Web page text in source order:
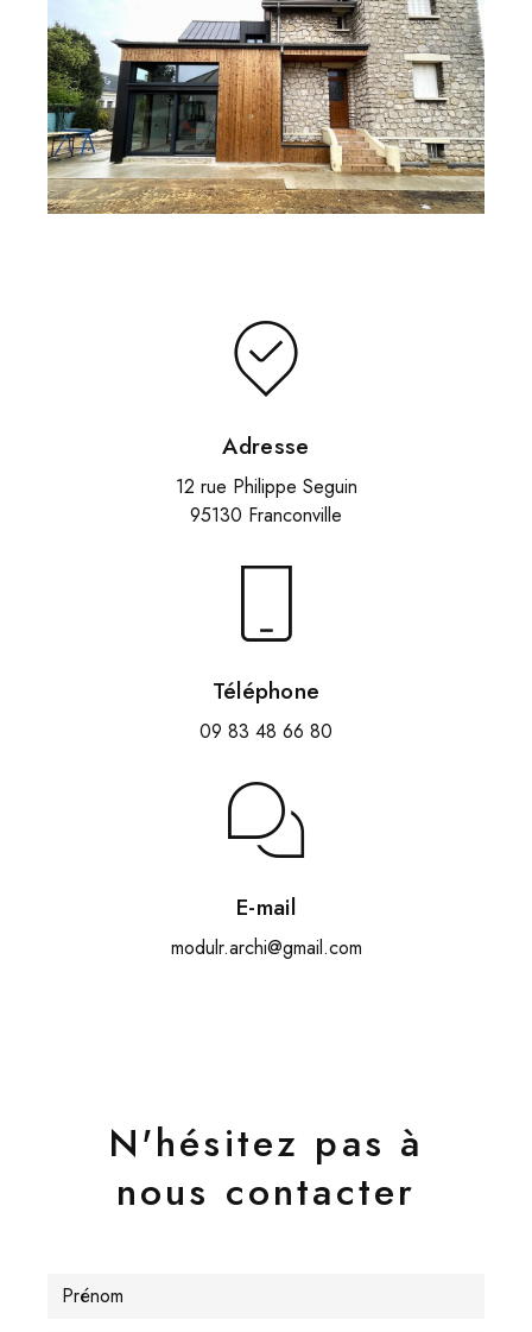
Adresse
12 rue Philippe Seguin
95130 Franconville
Téléphone
09 83 48 66 80
E-mail
modulr.archi@gmail.com
N'hésitez pas à
nous contacter